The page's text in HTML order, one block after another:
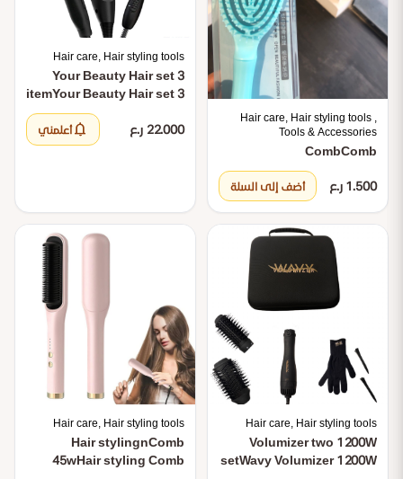
Hair care, Hair styling tools ,
Tools & Accessories
CombComb
1.500 ر.ع أضف إلى السلة
Hair care, Hair styling tools
Your Beauty Hair set 3
itemYour Beauty Hair set 3
22.000 ر.ع
notificationsأعلمني
Hair care, Hair styling tools
Volumizer two 1200W
setWavy Volumizer 1200W
Hair care, Hair styling tools
Hair stylingnComb
45wHair styling Comb